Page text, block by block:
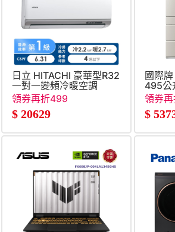
日立 HITACHI 豪華型R32
一對一變頻冷暖空調
領券再折499
$ 20629
國際
495公
領券
$